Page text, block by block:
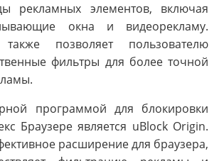
рекламных элементов, включая
окна и видеорекламу.
позволяет пользователю
фильтры для более точной
программой для блокировки
Браузере является uBlock Origin.
расширение для браузера,